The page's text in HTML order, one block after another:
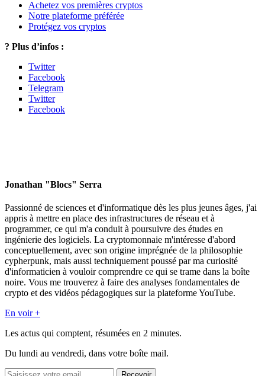
Achetez vos premières cryptos
Notre plateforme préférée
Protégez vos cryptos
? Plus d’infos :
Twitter
Facebook
Telegram
Twitter
Facebook
Jonathan "Blocs" Serra
Passionné de sciences et d'informatique dès les plus jeunes âges, j'ai
appris à mettre en place des infrastructures de réseau et à
programmer, ce qui m'a conduit à poursuivre des études en
ingénierie des logiciels. La cryptomonnaie m'intéresse d'abord
conceptuellement, avec son origine imprégnée de la philosophie
cypherpunk, mais aussi techniquement poussé par ma curiosité
d'informaticien à vouloir comprendre ce qui se trame dans la boîte
noire. Vous me trouverez à faire des analyses fondamentales de
crypto et des vidéos pédagogiques sur la plateforme YouTube.
En voir +
Les actus qui comptent, résumées en 2 minutes.
Du lundi au vendredi, dans votre boîte mail.